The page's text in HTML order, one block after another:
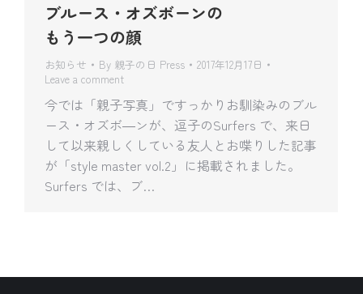
ブルース・オズボーンの
もう一つの顔
お知らせ By 親子の日 Press
2017年12月17日
Leave a comment
今では「親子写真」ですっかりお馴染みのブル
ース・オズボ―ンが、逗子のSurfers で、来日
して以来親しくしている友人とお喋りした記事
が「style master vol.2」に掲載されました。
Surfers では、ブ…